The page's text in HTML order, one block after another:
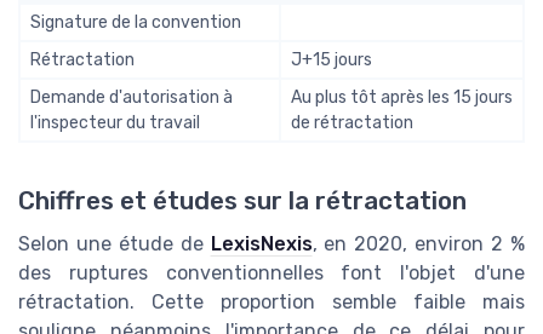
Signature de la convention
Rétractation
J+15 jours
Demande d'autorisation à
l'inspecteur du travail
Au plus tôt après les 15 jours
de rétractation
Chiffres et études sur la rétractation
Selon une étude de LexisNexis, en 2020, environ 2 %
des ruptures conventionnelles font l'objet d'une
rétractation. Cette proportion semble faible mais